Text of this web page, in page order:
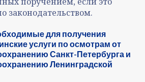
законодательством.
для получения
услуги по осмотрам от
Санкт-Петербурга и
Ленинградской